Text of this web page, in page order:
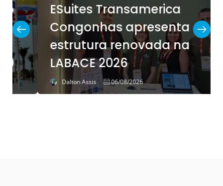
ESuites Transamerica
Congonhas apresenta
estrutura renovada na
LABACE 2026
Dalton Assis 06/08/2026